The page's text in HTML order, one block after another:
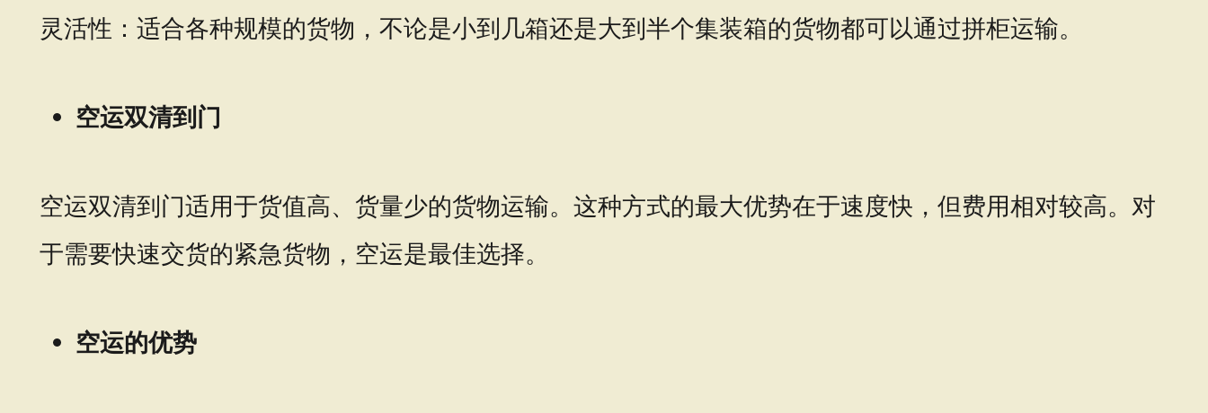
灵活性：适合各种规模的货物，不论是小到几箱还是大到半个集装箱的货物都可以通过拼柜运输。
空运双清到门
空运双清到门适用于货值高、货量少的货物运输。这种方式的最大优势在于速度快，但费用相对较高。对
于需要快速交货的紧急货物，空运是最佳选择。
空运的优势